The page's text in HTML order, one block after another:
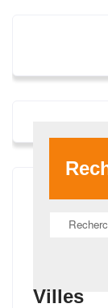
Villes